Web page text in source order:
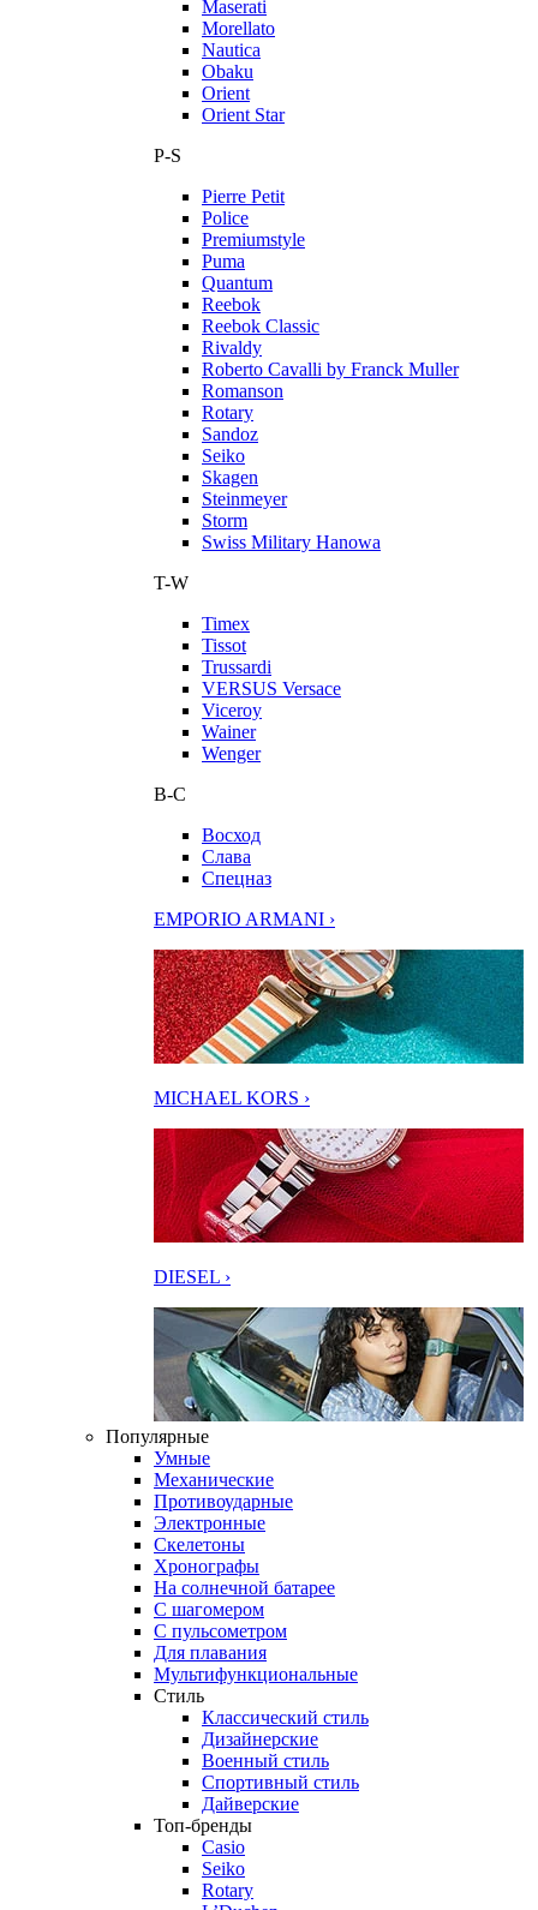
Maserati
Morellato
Nautica
Obaku
Orient
Orient Star
P-S
Pierre Petit
Police
Premiumstyle
Puma
Quantum
Reebok
Reebok Classic
Rivaldy
Roberto Cavalli by Franck Muller
Romanson
Rotary
Sandoz
Seiko
Skagen
Steinmeyer
Storm
Swiss Military Hanowa
T-W
Timex
Tissot
Trussardi
VERSUS Versace
Viceroy
Wainer
Wenger
В-С
Восход
Слава
Спецназ
EMPORIO ARMANI ›
MICHAEL KORS ›
DIESEL ›
Популярные
Умные
Механические
Противоударные
Электронные
Скелетоны
Хронографы
На солнечной батарее
С шагомером
С пульсометром
Для плавания
Мультифункциональные
Стиль
Классический стиль
Дизайнерские
Военный стиль
Спортивный стиль
Дайверские
Топ-бренды
Casio
Seiko
Rotary